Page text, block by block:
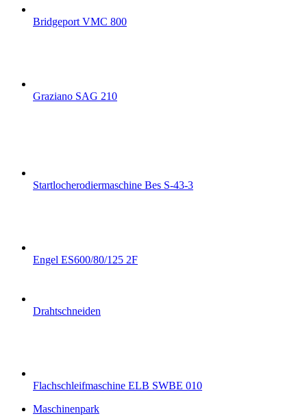
Bridgeport VMC 800
Graziano SAG 210
Startlocherodiermaschine Bes S-43-3
Engel ES600/80/125 2F
Drahtschneiden
Flachschleifmaschine ELB SWBE 010
Maschinenpark